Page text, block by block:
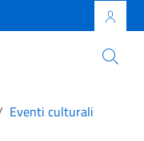
Eventi culturali